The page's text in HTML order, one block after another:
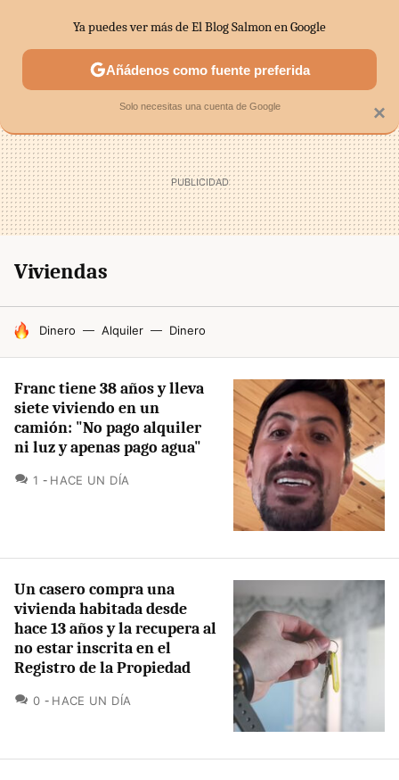
SECTORES ECONOMÍA DOMÉSTICA MERCADOS
Viviendas
HOY SE HABLA DE
Dinero Alquiler Dinero
Franc tiene 38 años y lleva
siete viviendo en un
camión: "No pago alquiler
ni luz y apenas pago agua"
1 COMENTARIOS
HACE UN DÍA
Un casero compra una
vivienda habitada desde
hace 13 años y la recupera al
no estar inscrita en el
Registro de la Propiedad
0 COMENTARIOS
HACE UN DÍA
×
Ya puedes ver más de El Blog Salmon en Google
Añádenos como fuente preferida
Solo necesitas una cuenta de Google